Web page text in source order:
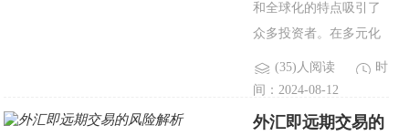
买入美元时..
和全球化的特点吸引了
众多投资者。在多元化
投资策略中，投资者通
常会选择将资金分散到
不同的外汇货币对或策
(35)人阅读
时
间：2024-08-12
外汇即远期交易的